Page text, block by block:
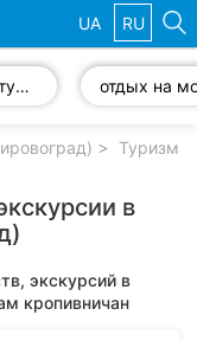
UA RU
автобусные туры отдых на
Туризм,
в
экскурсий в
кропивничан